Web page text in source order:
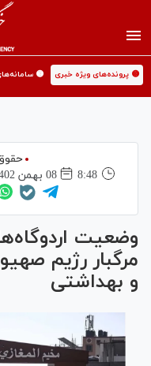
🟡 پرونده‌های ویژه خبری 🟡
8:48
08 بهمن 1402
وضعیت
مرگبار رژیم
و بهداشتی